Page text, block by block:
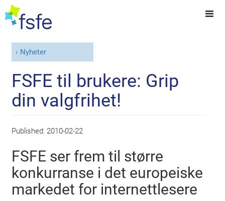
Nyheter
FSFE til brukere: Grip
din valgfrihet!
Published: 2010-02-22
FSFE ser frem til større
konkurranse i det europeiske
markedet for internettlesere